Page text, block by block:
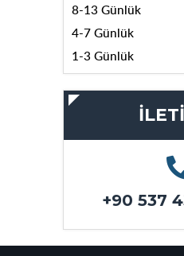
8-13 Günlük
4-7 Günlük
1-3 Günlük
+90 537